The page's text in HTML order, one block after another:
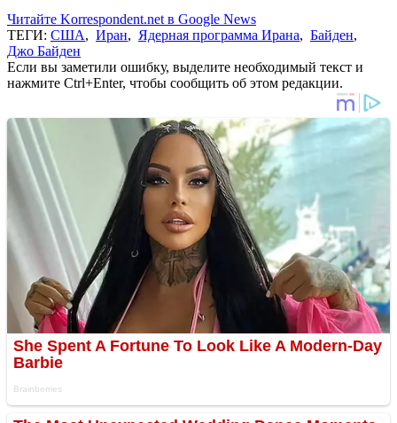
Читайте Korrespondent.net в Google News
ТЕГИ: США, Иран, Ядерная программа Ирана, Байден,
Джо Байден
Если вы заметили ошибку, выделите необходимый текст и
нажмите Ctrl+Enter, чтобы сообщить об этом редакции.